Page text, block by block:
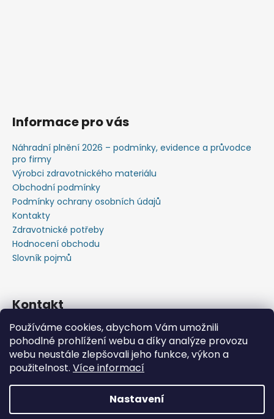
Používáme cookies, abychom Vám umožnili
pohodlné prohlížení webu a díky analýze provozu
webu neustále zlepšovali jeho funkce, výkon a
použitelnost. Více informací
Nastavení
Informace pro vás
Náhradní plnění 2026 – podmínky, evidence a průvodce
pro firmy
Výrobci zdravotnického materiálu
Obchodní podmínky
Podmínky ochrany osobních údajů
Kontakty
Zdravotnické potřeby
Hodnocení obchodu
Slovník pojmů
Kontakt
+420603583759 ,+420734720049
https://www.facebook.com/profile.php?id=615793934
37445
https://www.youtube.com/@michalverner7685